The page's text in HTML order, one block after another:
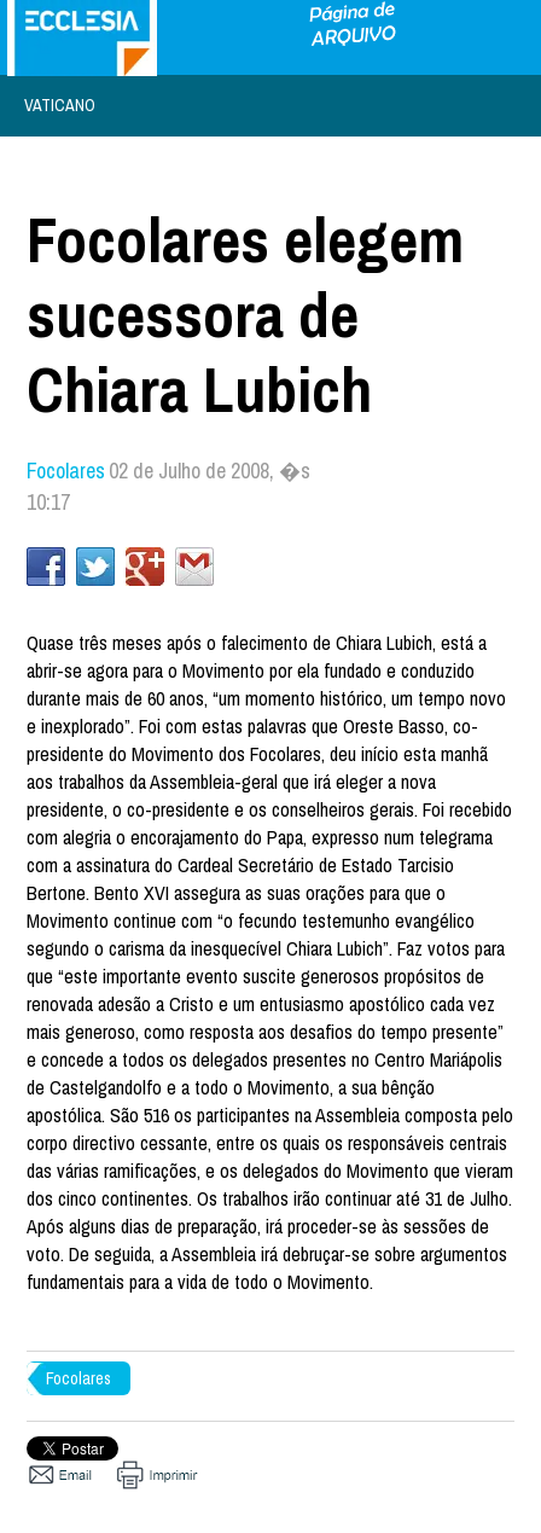
VATICANO
Focolares elegem
sucessora de
Chiara Lubich
Focolares 02 de Julho de 2008, �s
10:17
Quase três meses após o falecimento de Chiara Lubich, está a
abrir-se agora para o Movimento por ela fundado e conduzido
durante mais de 60 anos, “um momento histórico, um tempo novo
e inexplorado”. Foi com estas palavras que Oreste Basso, co-
presidente do Movimento dos Focolares, deu início esta manhã
aos trabalhos da Assembleia-geral que irá eleger a nova
presidente, o co-presidente e os conselheiros gerais. Foi recebido
com alegria o encorajamento do Papa, expresso num telegrama
com a assinatura do Cardeal Secretário de Estado Tarcisio
Bertone. Bento XVI assegura as suas orações para que o
Movimento continue com “o fecundo testemunho evangélico
segundo o carisma da inesquecível Chiara Lubich”. Faz votos para
que “este importante evento suscite generosos propósitos de
renovada adesão a Cristo e um entusiasmo apostólico cada vez
mais generoso, como resposta aos desafios do tempo presente”
e concede a todos os delegados presentes no Centro Mariápolis
de Castelgandolfo e a todo o Movimento, a sua bênção
apostólica. São 516 os participantes na Assembleia composta pelo
corpo directivo cessante, entre os quais os responsáveis centrais
das várias ramificações, e os delegados do Movimento que vieram
dos cinco continentes. Os trabalhos irão continuar até 31 de Julho.
Após alguns dias de preparação, irá proceder-se às sessões de
voto. De seguida, a Assembleia irá debruçar-se sobre argumentos
fundamentais para a vida de todo o Movimento.
Focolares